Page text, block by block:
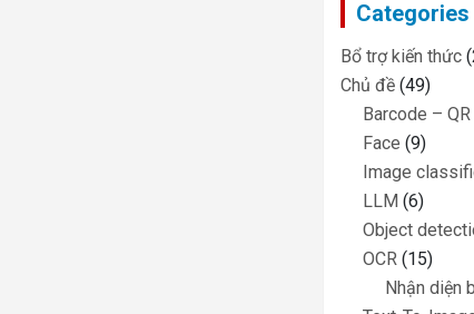
Categories
Bổ trợ kiến thức
Chủ đề (49)
Barcode –
Face (9)
Image
LLM (6)
Object
OCR (15)
Nhận diện